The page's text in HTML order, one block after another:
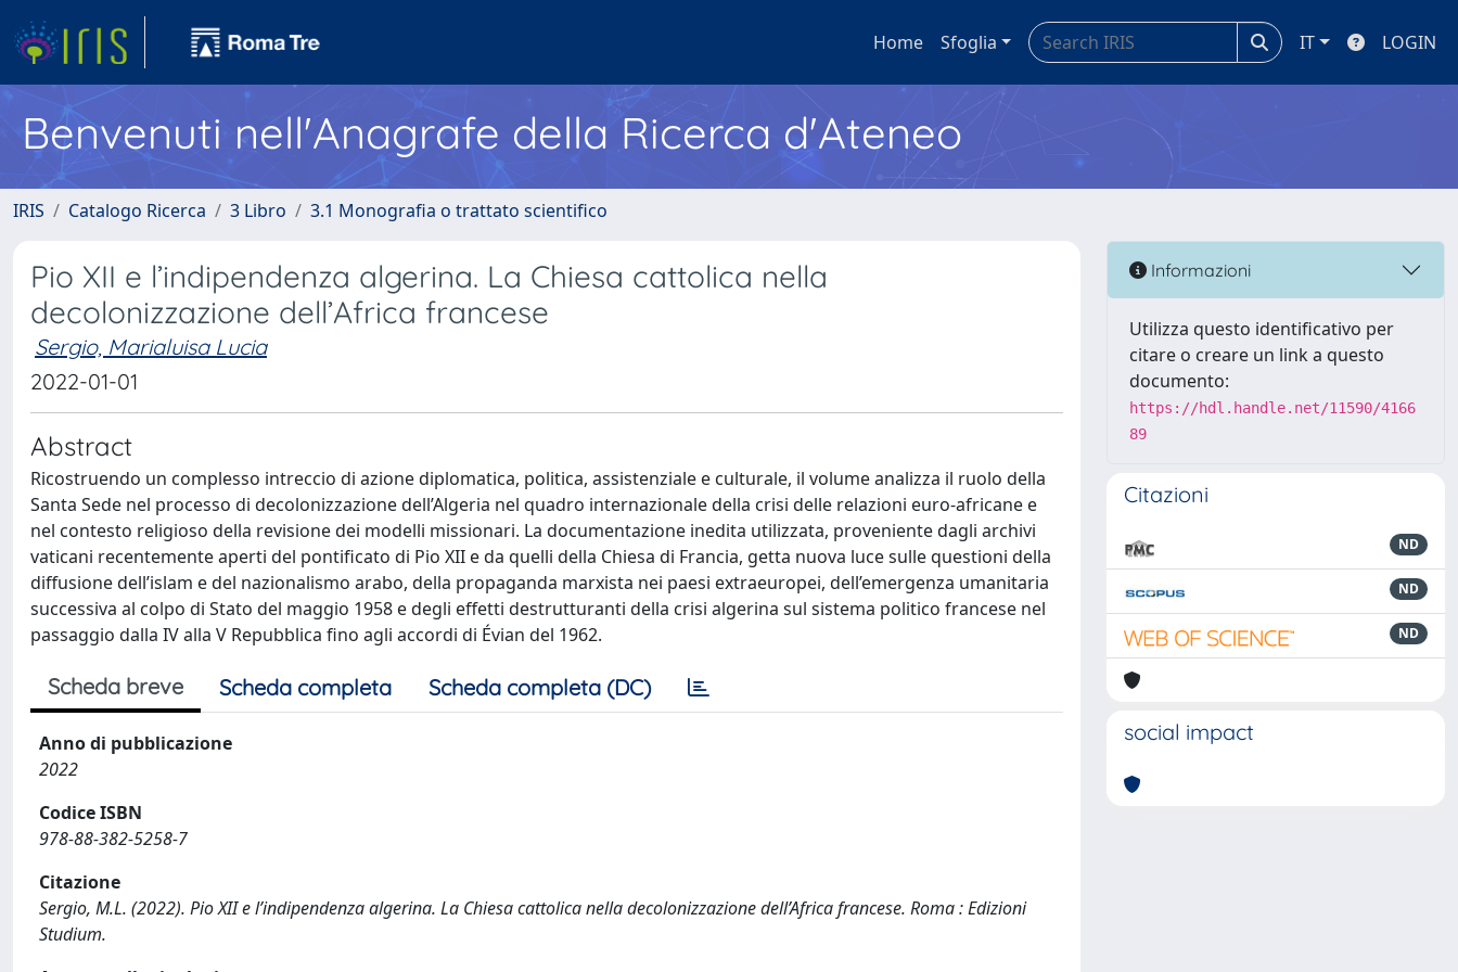
Home Sfoglia IT LOGIN
Benvenuti nell'Anagrafe della Ricerca d'Ateneo
IRIS Catalogo Ricerca 3 Libro 3.1 Monografia o trattato scientifico
Pio XII e l’indipendenza algerina. La Chiesa cattolica nella
decolonizzazione dell’Africa francese
Sergio, Marialuisa Lucia
2022-01-01
Abstract
Ricostruendo un complesso intreccio di azione diplomatica, politica, assistenziale e culturale, il volume analizza il ruolo della
Santa Sede nel processo di decolonizzazione dell’Algeria nel quadro internazionale della crisi delle relazioni euro-africane e
nel contesto religioso della revisione dei modelli missionari. La documentazione inedita utilizzata, proveniente dagli archivi
vaticani recentemente aperti del pontificato di Pio XII e da quelli della Chiesa di Francia, getta nuova luce sulle questioni della
diffusione dell’islam e del nazionalismo arabo, della propaganda marxista nei paesi extraeuropei, dell’emergenza umanitaria
successiva al colpo di Stato del maggio 1958 e degli effetti destrutturanti della crisi algerina sul sistema politico francese nel
passaggio dalla IV alla V Repubblica fino agli accordi di Évian del 1962.
Scheda breve Scheda completa Scheda completa (DC)
Anno di pubblicazione
2022
Codice ISBN
978-88-382-5258-7
Citazione
Sergio, M.L. (2022). Pio XII e l’indipendenza algerina. La Chiesa cattolica nella decolonizzazione dell’Africa francese. Roma : Edizioni
Studium.
Informazioni
Utilizza questo identificativo per
citare o creare un link a questo
documento:
https://hdl.handle.net/11590/4166
89
Citazioni
ND
ND
ND
social impact